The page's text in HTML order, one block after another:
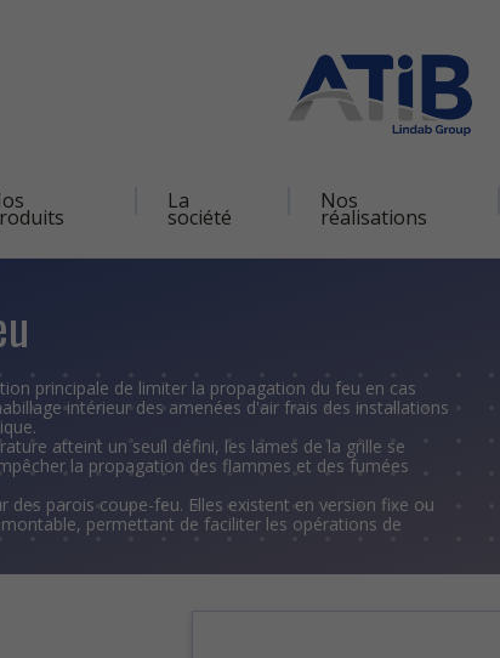
La
société
Nos
réalisations
principale de limiter la propagation du feu en cas
intérieur des amenées d'air frais des installations
atteint un seuil défini, les lames de la grille se
la propagation des flammes et des fumées
des parois coupe-feu. Elles existent en version fixe ou
permettant de faciliter les opérations de